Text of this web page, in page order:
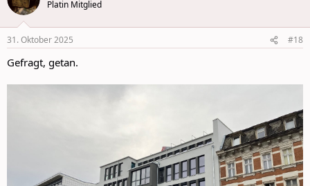
i
s
Platin Mitglied
31. Oktober 2025 #18
Gefragt, getan.